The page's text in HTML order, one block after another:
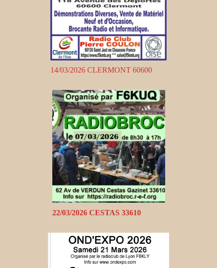
14/03/2026 CLERMONT 60600
22/03/2026 CESTAS 33610